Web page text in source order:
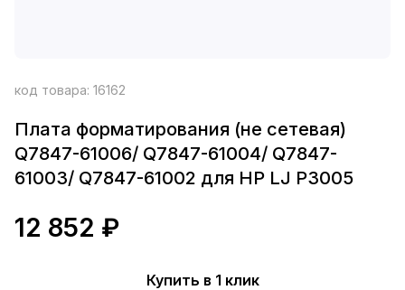
код товара: 16162
Плата форматирования (не сетевая)
Q7847-61006/ Q7847-61004/ Q7847-
61003/ Q7847-61002 для HP LJ P3005
12 852 ₽
Купить в 1 клик